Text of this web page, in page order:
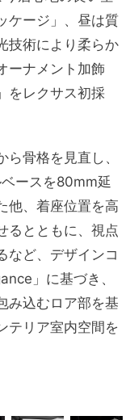
ケージ」、昼は質
技術により柔らか
ーナメント加飾
をレクサス初採
骨格を見直し、
ースを80mm延
他、着座位置を高
るとともに、視点
など、デザインコ
」に基づき、
み込むロア部を基
テリア室内空間を